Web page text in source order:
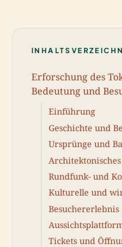
Erforschung des
Bedeutung und
Einführung
Geschichte und
Ursprünge und
Rundfunk- und
Kulturelle und
Besuchererlebnis
Tickets und